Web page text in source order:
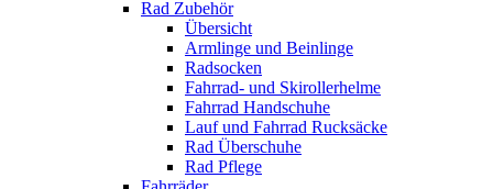
Rad Zubehör
Übersicht
Armlinge und Beinlinge
Radsocken
Fahrrad- und Skirollerhelme
Fahrrad Handschuhe
Lauf und Fahrrad Rucksäcke
Rad Überschuhe
Rad Pflege